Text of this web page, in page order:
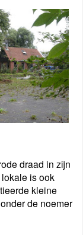
draad in zijn
is ook
kleine
de noemer